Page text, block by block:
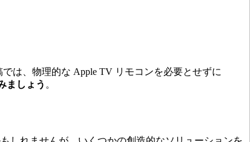
は、物理的な Apple TV リモコンを必要とせずに
ましょう 。